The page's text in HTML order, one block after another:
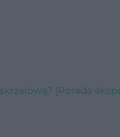
[Porada